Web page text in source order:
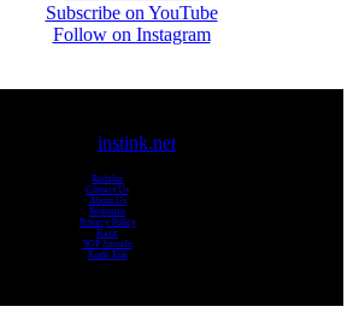
Subscribe on YouTube
Follow on Instagram
instink.net
Redaksi
Contact Us
About Us
Pedoman
Privacy Policy
Karir
SOP Jurnalis
Kode Etik